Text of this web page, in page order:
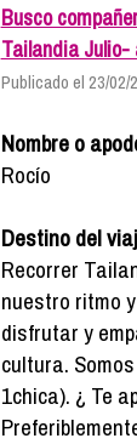
Busco
Tailandia Julio-
Publicado el 23/02/
Nombre o
Rocío
Destino del
Recorrer
nuestro ritmo
disfrutar y
cultura.
1chica). ¿ Te